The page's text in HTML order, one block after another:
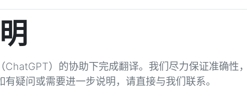
ChatGPT）的协助下完成翻译。我们尽力保证准确性
疑问或需要进一步说明，请直接与我们联系。